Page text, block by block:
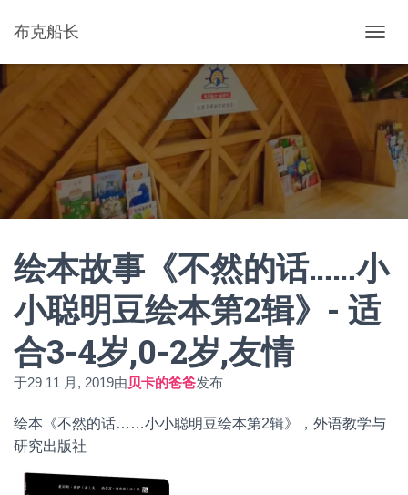
布克船长
换
航
绘本故事《不然的话……小
小聪明豆绘本第2辑》- 适
合3-4岁,0-2岁,友情
于29 11 月, 2019由贝卡的爸爸发布
绘本《不然的话……小小聪明豆绘本第2辑》，外语教学与
研究出版社